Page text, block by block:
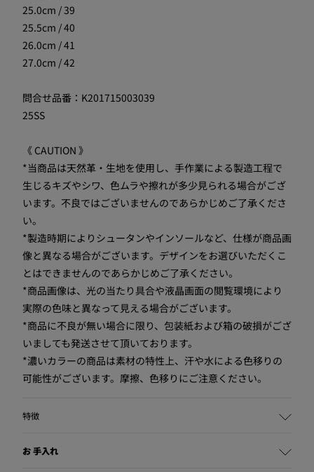
25.0cm / 39
25.5cm / 40
26.0cm / 41
27.0cm / 42
問合せ品番：K201715003039
25SS
《 CAUTION 》
*当商品は天然革・生地を使用し、手作業による製造工程で
生じるキズやシワ、色ムラや擦れが多少見られる場合がござ
います。不良ではございませんのであらかじめご了承くださ
い。
*製造時期によりシュータンやインソールなど、仕様が商品画
像と異なる場合がございます。デザインをお選びいただくこ
とはできませんのであらかじめご了承ください。
*商品画像は、光の当たり具合や液晶画面の閲覧環境により
実際の色味と異なって見える場合がございます。
*商品に不良が無い場合に限り、包装紙および箱の破損がござ
いましても発送させて頂いております。
*濃いカラーの商品は素材の特性上、汗や水による色移りの
可能性がございます。摩擦、色移りにご注意ください。
特徴
主な素材
牛革
お 手入れ